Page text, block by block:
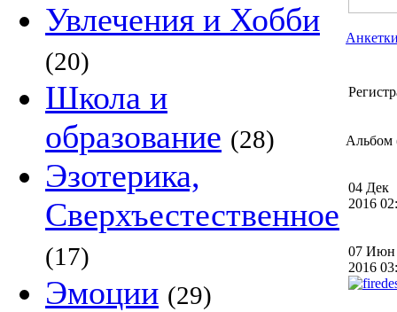
Увлечения и Хобби
(20)
Школа и
образование (28)
Эзотерика,
Сверхъестественное
(17)
Эмоции (29)
Альбом
04 Дек
2016
07 Июн
2016